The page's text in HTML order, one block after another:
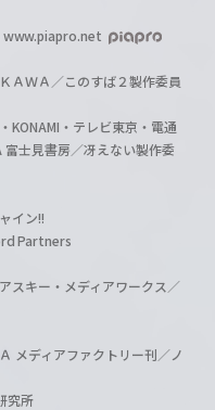
www.piapro.net
ＡＷＡ／このすば２製作委員
KONAMI・テレビ東京・電通
士見書房／冴えない製作委
イン!!
Partners
キー・メディアワークス／
メディアファクトリー刊／ノ
究所